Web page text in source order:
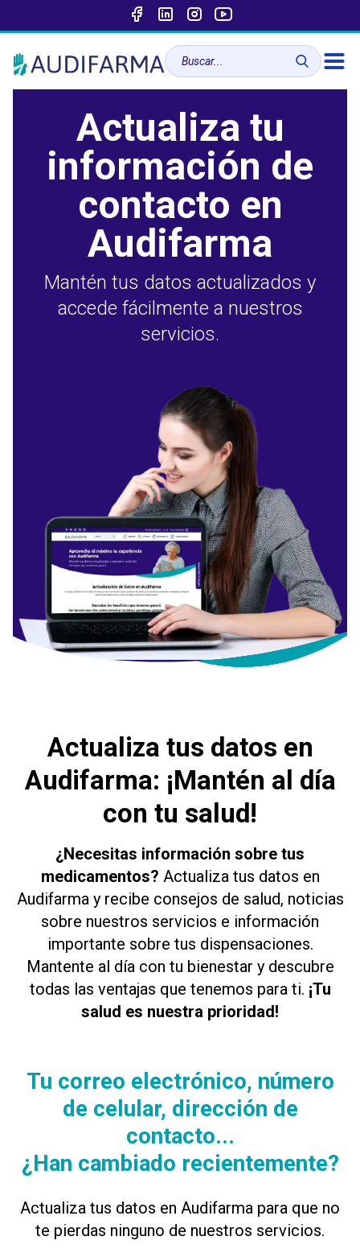
Actualiza tu
información de
contacto en
Audifarma
Mantén tus datos actualizados y
accede fácilmente a nuestros
servicios.
Actualiza tus datos en
Audifarma: ¡Mantén al día
con tu salud!
¿Necesitas información sobre tus
medicamentos? Actualiza tus datos en
Audifarma y recibe consejos de salud, noticias
sobre nuestros servicios e información
importante sobre tus dispensaciones.
Mantente al día con tu bienestar y descubre
todas las ventajas que tenemos para ti. ¡Tu
salud es nuestra prioridad!
Tu correo electrónico, número
de celular, dirección de
contacto...
¿Han cambiado recientemente?
Actualiza tus datos en Audifarma para que no
te pierdas ninguno de nuestros servicios.